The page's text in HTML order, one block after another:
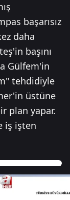
başarısız
daha
başını
Gülfem'in
tehdidiyle
üstüne
plan yapar.
iş işten